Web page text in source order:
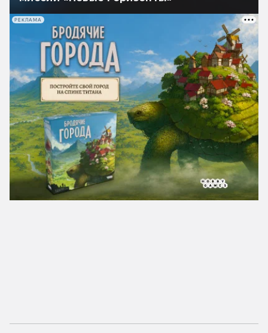
РЕКЛАМА